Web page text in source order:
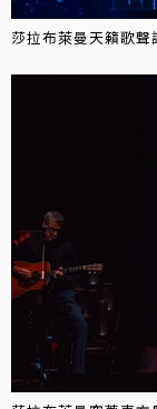
莎拉布萊曼天籟歌